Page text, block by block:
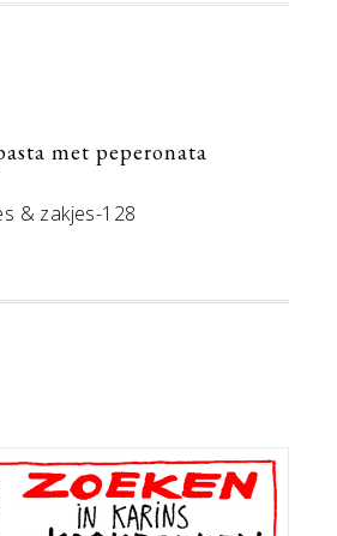
met peperonata
& zakjes-128